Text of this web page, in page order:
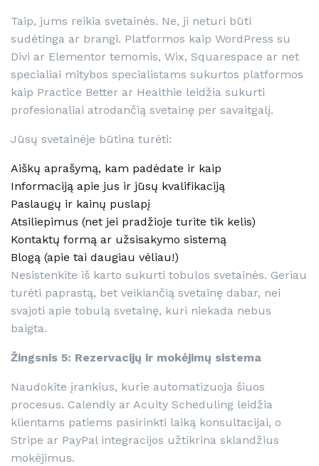
Taip, jums reikia svetainės. Ne, ji neturi būti
sudėtinga ar brangi. Platformos kaip WordPress su
Divi ar Elementor temomis, Wix, Squarespace ar net
specialiai mitybos specialistams sukurtos platformos
kaip Practice Better ar Healthie leidžia sukurti
profesionaliai atrodančią svetainę per savaitgalį.
Jūsų svetainėje būtina turėti:
Aiškų aprašymą, kam padėdate ir kaip
Informaciją apie jus ir jūsų kvalifikaciją
Paslaugų ir kainų puslapį
Atsiliepimus (net jei pradžioje turite tik kelis)
Kontaktų formą ar užsisakymo sistemą
Blogą (apie tai daugiau vėliau!)
Nesistenkite iš karto sukurti tobulos svetainės. Geriau
turėti paprastą, bet veikiančią svetainę dabar, nei
svajoti apie tobulą svetainę, kuri niekada nebus
baigta.
Žingsnis 5: Rezervacijų ir mokėjimų sistema
Naudokite įrankius, kurie automatizuoja šiuos
procesus. Calendly ar Acuity Scheduling leidžia
klientams patiems pasirinkti laiką konsultacijai, o
Stripe ar PayPal integracijos užtikrina sklandžius
mokėjimus.